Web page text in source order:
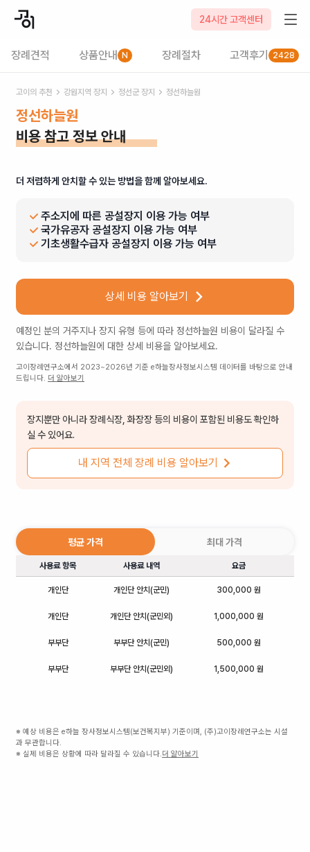
24시간 고객센터
장례견적 상품안내 N 장례절차 고객후기 2428
고이의 추천 강원지역 장지 정선군 장지 정선하늘원
정선하늘원
비용 참고 정보 안내
더 저렴하게 안치할 수 있는 방법을 함께 알아보세요.
주소지에 따른 공설장지 이용 가능 여부
국가유공자 공설장지 이용 가능 여부
기초생활수급자 공설장지 이용 가능 여부
상세 비용 알아보기
예정인 분의 거주지나 장지 유형 등에 따라 정선하늘원 비용이 달라질 수
있습니다. 정선하늘원에 대한 상세 비용을 알아보세요.
고이장례연구소에서 2023~2026년 기준 e하늘장사정보시스템 데이터를 바탕으로 안내
드립니다. 더 알아보기
장지뿐만 아니라 장례식장, 화장장 등의 비용이 포함된 비용도 확인하
실 수 있어요.
내 지역 전체 장례 비용 알아보기
평균 가격 최대 가격
사용료 항목 사용료 내역 요금
개인단 개인단 안치(군민) 300,000 원
개인단 개인단 안치(군민외) 1,000,000 원
부부단 부부단 안치(군민) 500,000 원
부부단 부부단 안치(군민외) 1,500,000 원
※ 예상 비용은 e하늘 장사정보시스템(보건복지부) 기준이며, (주)고이장례연구소는 시설
과 무관합니다.
※ 실제 비용은 상황에 따라 달라질 수 있습니다.더 알아보기